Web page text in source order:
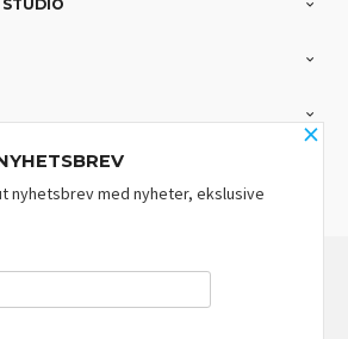
NYHETSBREV BLOGG
×
nyhetsbrev med nyheter, ekslusive